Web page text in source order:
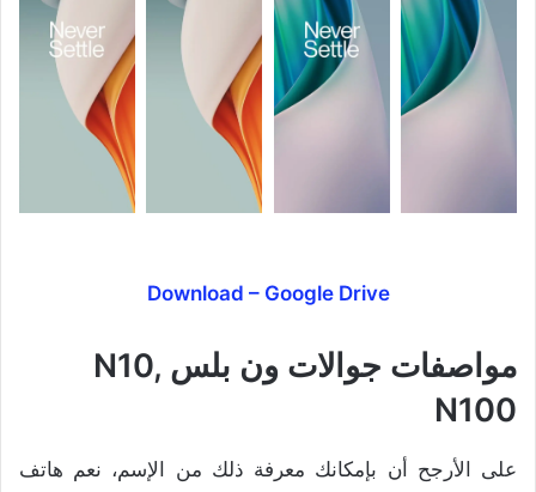
Download – Google Drive
مواصفات جوالات ون بلس N10,
N100
على الأرجح أن بإمكانك معرفة ذلك من الإسم، نعم هاتف